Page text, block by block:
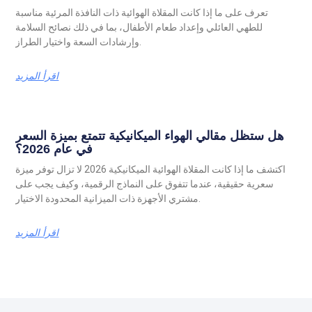
تعرف على ما إذا كانت المقلاة الهوائية ذات النافذة المرئية مناسبة
للطهي العائلي وإعداد طعام الأطفال، بما في ذلك نصائح السلامة
اقرأ المزيد
هل ستظل مقالي الهواء الميكانيكية تتمتع بميزة السعر
في عام 2026؟
اكتشف ما إذا كانت المقلاة الهوائية الميكانيكية 2026 لا تزال توفر ميزة
سعرية حقيقية، عندما تتفوق على النماذج الرقمية، وكيف يجب على
اقرأ المزيد